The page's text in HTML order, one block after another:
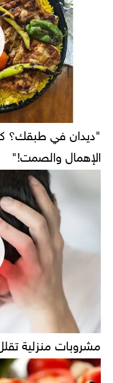
"ديدان في طبقك؟
الإهمال والصمت!"
مشروبات منزلية